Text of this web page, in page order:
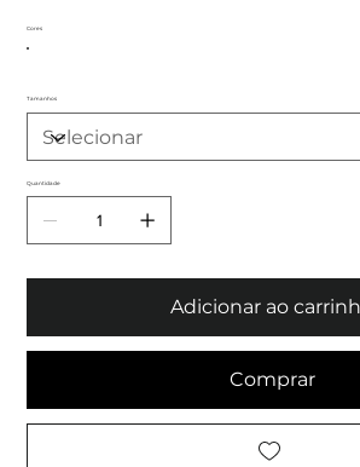
Cores
Tamanhos
Quantidade
Adicionar ao
Comprar